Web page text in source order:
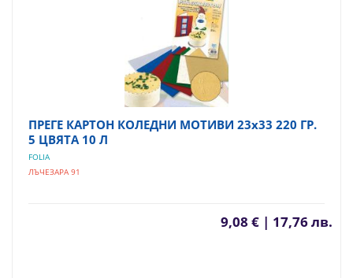
ПРЕГЕ КАРТОН КОЛЕДНИ МОТИВИ 23х33 220 ГР.
5 ЦВЯТА 10 Л
FOLIA
ЛЪЧЕЗАРА 91
9,08 € | 17,76 лв.